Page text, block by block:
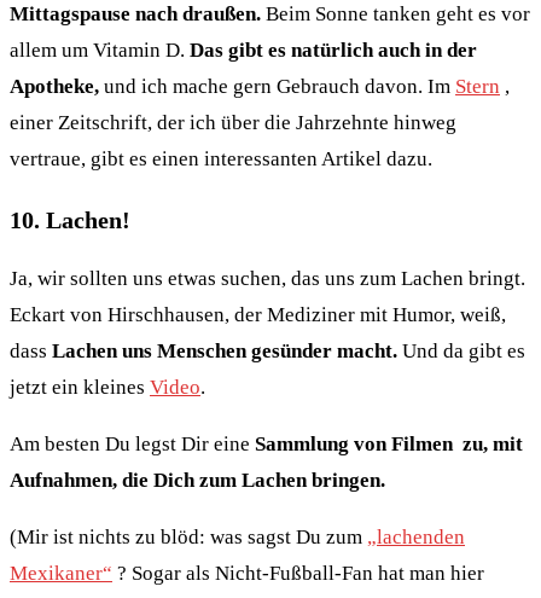
Mittagspause nach draußen. Beim Sonne tanken geht es vor
allem um Vitamin D. Das gibt es natürlich auch in der
Apotheke, und ich mache gern Gebrauch davon. Im Stern ,
einer Zeitschrift, der ich über die Jahrzehnte hinweg
vertraue, gibt es einen interessanten Artikel dazu.
10. Lachen!
Ja, wir sollten uns etwas suchen, das uns zum Lachen bringt.
Eckart von Hirschhausen, der Mediziner mit Humor, weiß,
dass Lachen uns Menschen gesünder macht. Und da gibt es
jetzt ein kleines Video.
Am besten Du legst Dir eine Sammlung von Filmen zu, mit
Aufnahmen, die Dich zum Lachen bringen.
(Mir ist nichts zu blöd: was sagst Du zum „lachenden
Mexikaner“ ? Sogar als Nicht-Fußball-Fan hat man hier